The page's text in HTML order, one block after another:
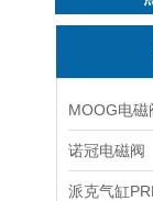
MOOG电
诺冠电磁阀
派克气缸